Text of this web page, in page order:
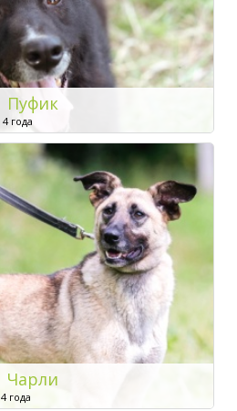
Пуфик
4 года
Чарли
4 года